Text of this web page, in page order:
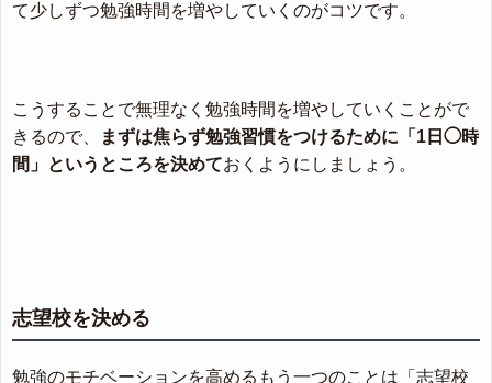
て少しずつ勉強時間を増やしていくのがコツです。
こうすることで無理なく勉強時間を増やしていくことがで
きるので、
まずは焦らず勉強習慣をつけるために「1日◯時
間」というところを決めておくようにしましょう。
志望校を決める
勉強のモチベーションを高めるもう一つのことは「志望校